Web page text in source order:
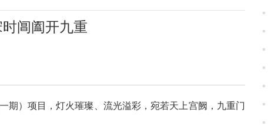
阊阖开九重
期）项目，灯火璀璨、流光溢彩，宛若天上宫阙，九重门